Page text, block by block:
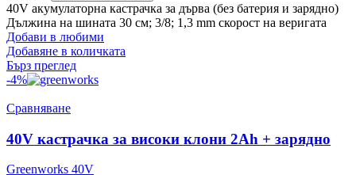
40V акумулаторна кастрачка за дърва (без батерия и зарядно)
Дължина на шината 30 см; 3/8; 1,3 mm скорост на веригата
Добави в любими
Добавяне в количката
Бърз преглед
-4%
Сравняване
40V кастрачка за високи клони 2Ah + зарядно
Greenworks 40V